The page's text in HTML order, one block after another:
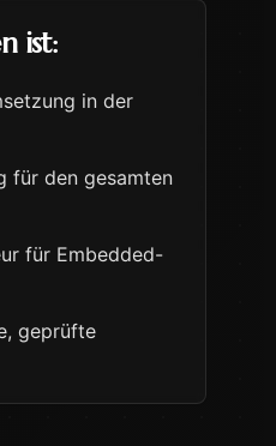
ist:
in der
für den gesamten
für Embedded-
geprüfte